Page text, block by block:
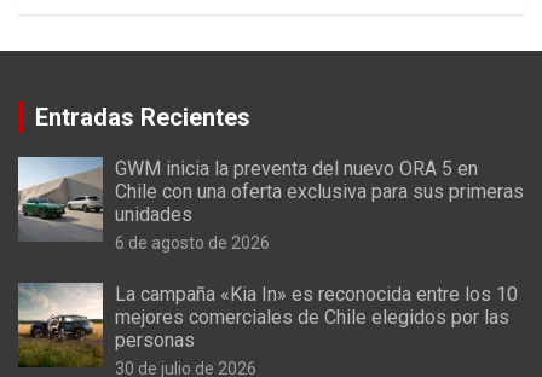
Entradas Recientes
GWM inicia la preventa del nuevo ORA 5 en
Chile con una oferta exclusiva para sus primeras
unidades
6 de agosto de 2026
La campaña «Kia In» es reconocida entre los 10
mejores comerciales de Chile elegidos por las
personas
30 de julio de 2026